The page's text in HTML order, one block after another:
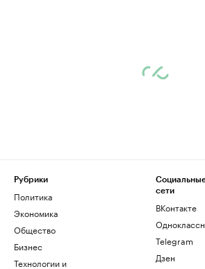
Рубрики
Политика
Экономика
Общество
Бизнес
Технологии и
сети
ВКонтакте
Telegram
Дзен